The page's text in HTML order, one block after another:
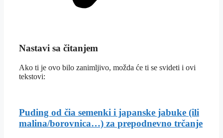
Nastavi sa čitanjem
Ako ti je ovo bilo zanimljivo, možda će ti se svideti i ovi
tekstovi:
Puding od čia semenki i japanske jabuke (ili
malina/borovnica…) za prepodnevno trčanje